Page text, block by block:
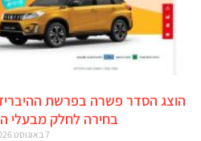
בחירה לחלק מבעלי
7 באוגוסט 2026